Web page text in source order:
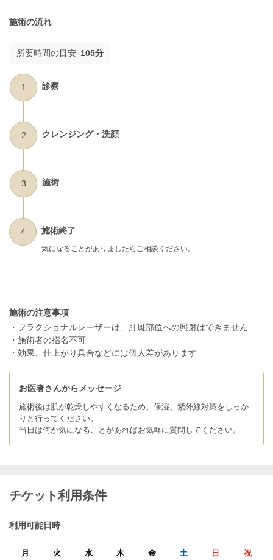
施術の流れ
所要時間の目安 105分
1 診察
2 クレンジング・洗顔
3 施術
4 施術終了
気になることがありましたらご相談ください。
施術の注意事項
・フラクショナルレーザーは、肝斑部位への照射はできません
・施術者の指名不可
・効果、仕上がり具合などには個人差があります
お医者さんからメッセージ
施術後は肌が乾燥しやすくなるため、保湿、紫外線対策をしっか
りと行ってください。
当日は何か気になることがあればお気軽に質問してください。
チケット利用条件
利用可能日時
月 火 水 木 金 土 日 祝